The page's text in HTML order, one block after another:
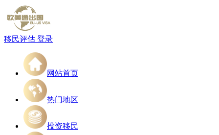
移民评估 登录
网站首页
热门地区
投资移民